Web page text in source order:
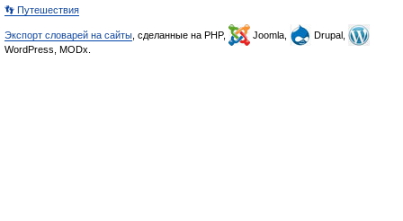
👣 Путешествия
Экспорт словарей на сайты , сделанные на PHP, Joomla,
Drupal,
WordPress, MODx.